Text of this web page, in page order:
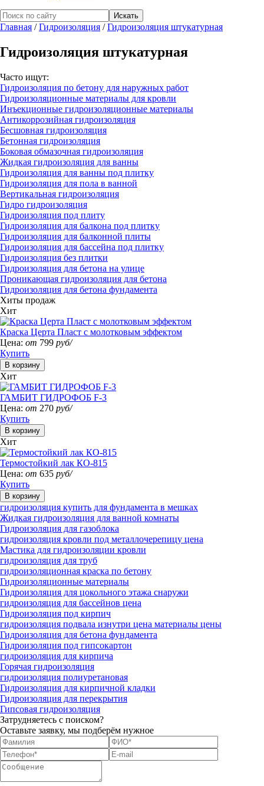
Главная /Гидроизоляция /Гидроизоляция штукатурная
Гидроизоляция штукатурная
Часто ищут:
Гидроизоляция по бетону для наружных работ
Гидроизоляционные материалы для кровли
Инъекционные гидроизоляционные материалы
Антикоррозийная гидроизоляция
Бесшовная гидроизоляция
Бетонная гидроизоляция
Боковая обмазочная гидроизоляция
Жидкая гидроизоляция для ванны
Гидроизоляция для ванны под плитку
Гидроизоляция для пола в ванной
Вертикальная гидроизоляция
Гидро гидроизоляция
Гидроизоляция под плиту
Гидроизоляция для балкона под плитку
Гидроизоляция для балконной плиты
Гидроизоляция для бассейна под плитку
Гидроизоляция без плитки
Гидроизоляция для бетона на улице
Проникающая гидроизоляция для бетона
Гидроизоляция для бетона фундамента
Хиты продаж
Хит
Краска Церта Пласт с молотковым эффектом
Цена: от 799 руб/
Купить
Хит
ГАМБИТ ГИДРОФОБ F-3
Цена: от 270 руб/
Купить
Хит
Термостойкий лак КО-815
Цена: от 635 руб/
Купить
гидроизоляция купить для фундамента в мешках
Жидкая гидроизоляция для ванной комнаты
Гидроизоляция для газоблока
гидроизоляция кровли под металлочерепицу цена
Мастика для гидроизоляции кровли
гидроизоляция для труб
гидроизоляционная краска по бетону
Гидроизоляционные материалы
Гидроизоляция для цокольного этажа снаружи
гидроизоляция для бассейнов цена
Гидроизоляция под кирпич
гидроизоляция подвала изнутри цена материалы цены
Гидроизоляция для бетона фундамента
Гидроизоляция под гипсокартон
гидроизоляция для кирпича
Горячая гидроизоляция
гидроизоляция полиуретановая
Гидроизоляция для кирпичной кладки
Гидроизоляция для перекрытия
Гипсовая гидроизоляция
Затрудняетесь с поиском?
Оставьте заявку, мы подберём нужное